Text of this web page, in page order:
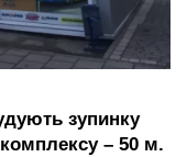
зупинку
– 50 м.